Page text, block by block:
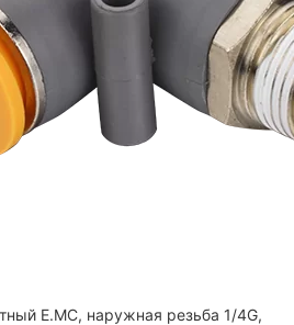
E.MC, наружная резьба 1/4G,